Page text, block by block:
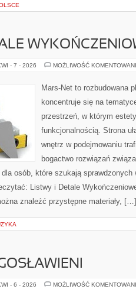
- 7 - 2026 MOŻLIWOŚĆ
Mars-Net to rozbudowana
koncentruje się na
przestrzeń, w którym
funkcjonalnością. Strona
wnętrz w podejmowaniu
bogactwo rozwiązań
osób, które szukają
Listwy i Detale
znaleźć przystępne materiały, […]
- 6 - 2026 MOŻLIWOŚĆ